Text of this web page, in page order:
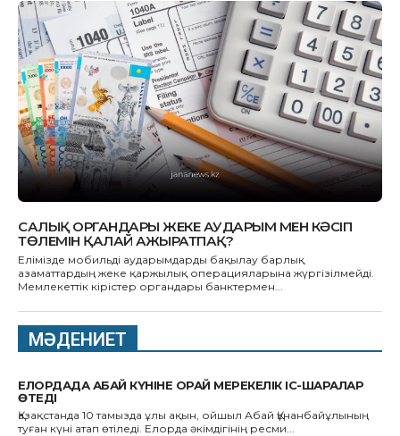
САЛЫҚ ОРГАНДАРЫ ЖЕКЕ АУДАРЫМ МЕН КӘСІП
ТӨЛЕМІН ҚАЛАЙ АЖЫРАТПАҚ?
Елімізде мобильді аударымдарды бақылау барлық
азаматтардың жеке қаржылық операцияларына жүргізілмейді.
Мемлекеттік кірістер органдары банктермен...
МӘДЕНИЕТ
ЕЛОРДАДА АБАЙ КҮНІНЕ ОРАЙ МЕРЕКЕЛІК ІС-ШАРАЛАР
ӨТЕДІ
Қазақстанда 10 тамызда ұлы ақын, ойшыл Абай Құнанбайұлының
туған күні атап өтіледі. Елорда әкімдігінің ресми...